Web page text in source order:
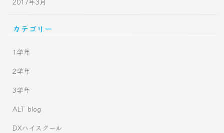
カテゴリー
1学年
2学年
3学年
ALT blog
DXハイスクール